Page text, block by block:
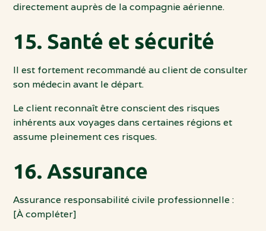
directement auprès de la compagnie aérienne.
15. Santé et sécurité
Il est fortement recommandé au client de consulter
son médecin avant le départ.
Le client reconnaît être conscient des risques
inhérents aux voyages dans certaines régions et
assume pleinement ces risques.
16. Assurance
Assurance responsabilité civile professionnelle :
[À compléter]